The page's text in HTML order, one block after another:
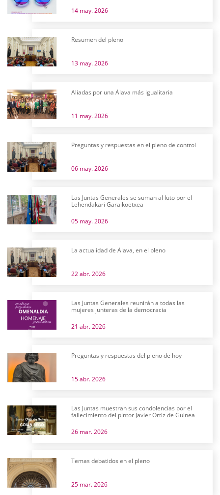
14 may. 2026
Resumen del pleno
13 may. 2026
Aliadas por una Álava más igualitaria
11 may. 2026
Preguntas y respuestas en el pleno de control
06 may. 2026
Las Juntas Generales se suman al luto por el
Lehendakari Garaikoetxea
05 may. 2026
La actualidad de Álava, en el pleno
22 abr. 2026
Las Juntas Generales reunirán a todas las
mujeres junteras de la democracia
21 abr. 2026
Preguntas y respuestas del pleno de hoy
15 abr. 2026
Las Juntas muestran sus condolencias por el
fallecimiento del pintor Javier Ortiz de Guinea
26 mar. 2026
Temas debatidos en el pleno
25 mar. 2026